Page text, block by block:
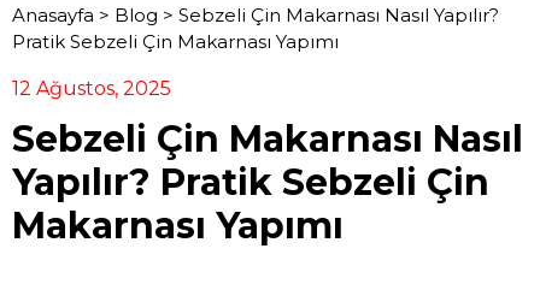
Anasayfa > Blog > Sebzeli Çin Makarnası Nasıl Yapılır?
Pratik Sebzeli Çin Makarnası Yapımı
12 Ağustos, 2025
Sebzeli Çin Makarnası Nasıl
Yapılır? Pratik Sebzeli Çin
Makarnası Yapımı